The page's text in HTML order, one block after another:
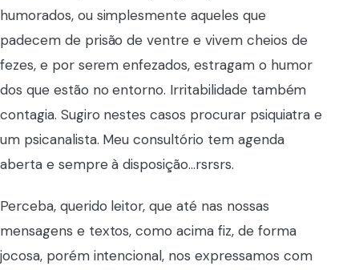
humorados, ou simplesmente aqueles que
padecem de prisão de ventre e vivem cheios de
fezes, e por serem enfezados, estragam o humor
dos que estão no entorno. Irritabilidade também
contagia. Sugiro nestes casos procurar psiquiatra e
um psicanalista. Meu consultório tem agenda
aberta e sempre à disposição…rsrsrs.
Perceba, querido leitor, que até nas nossas
mensagens e textos, como acima fiz, de forma
jocosa, porém intencional, nos expressamos com